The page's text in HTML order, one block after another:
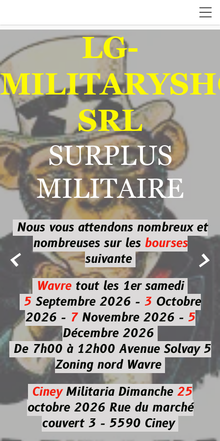
 
LG-
SRL
SURPLUS
MILITAIRE
Nous vous attendons nombreux et
nombreuses sur les bourses
suivante
Wavretout les 1er samedi
5Septembre 2026 - 3Octobre
2026 -7Novembre 2026 - 5
Décembre 2026
De 7h00 à 12h00 Avenue Solvay 5
Zoning nord Wavre
CineyMilitaria Dimanche 25
octobre 2026Rue du marché
couvert 3 - 5590 Ciney